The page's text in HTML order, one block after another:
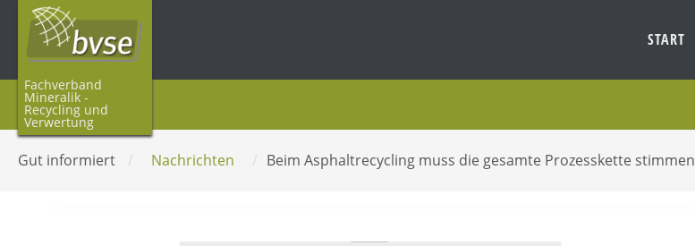
Fachverband
Mineralik -
Recycling und
Verwertung
START
Gut informiert / Nachrichten / Beim Asphaltrecycling muss die gesamte Prozesskette stimmen